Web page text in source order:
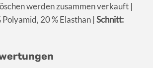
werden zusammen verkauft |
Polyamid, 20 % Elasthan | Schnitt: